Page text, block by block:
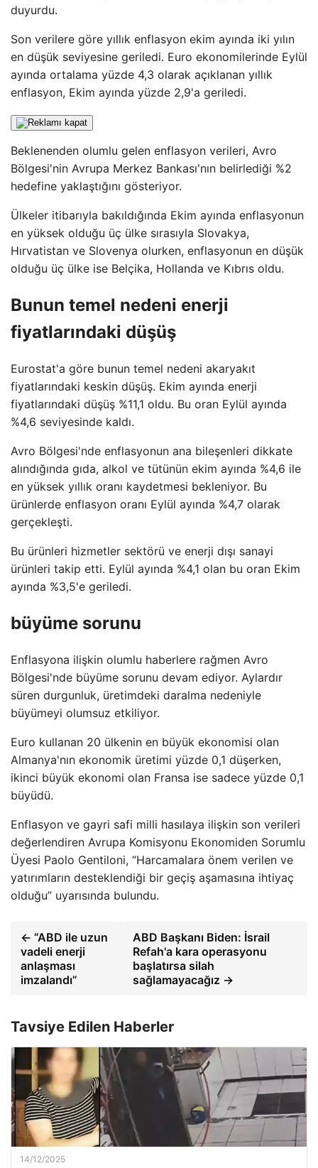
duyurdu.
Son verilere göre yıllık enflasyon ekim ayında iki yılın
en düşük seviyesine geriledi. Euro ekonomilerinde Eylül
ayında ortalama yüzde 4,3 olarak açıklanan yıllık
enflasyon, Ekim ayında yüzde 2,9'a geriledi.
Beklenenden olumlu gelen enflasyon verileri, Avro
Bölgesi'nin Avrupa Merkez Bankası'nın belirlediği %2
hedefine yaklaştığını gösteriyor.
Ülkeler itibarıyla bakıldığında Ekim ayında enflasyonun
en yüksek olduğu üç ülke sırasıyla Slovakya,
Hırvatistan ve Slovenya olurken, enflasyonun en düşük
olduğu üç ülke ise Belçika, Hollanda ve Kıbrıs oldu.
Bunun temel nedeni enerji
fiyatlarındaki düşüş
Eurostat'a göre bunun temel nedeni akaryakıt
fiyatlarındaki keskin düşüş. Ekim ayında enerji
fiyatlarındaki düşüş %11,1 oldu. Bu oran Eylül ayında
%4,6 seviyesinde kaldı.
Avro Bölgesi'nde enflasyonun ana bileşenleri dikkate
alındığında gıda, alkol ve tütünün ekim ayında %4,6 ile
en yüksek yıllık oranı kaydetmesi bekleniyor. Bu
ürünlerde enflasyon oranı Eylül ayında %4,7 olarak
gerçekleşti.
Bu ürünleri hizmetler sektörü ve enerji dışı sanayi
ürünleri takip etti. Eylül ayında %4,1 olan bu oran Ekim
ayında %3,5'e geriledi.
büyüme sorunu
Enflasyona ilişkin olumlu haberlere rağmen Avro
Bölgesi'nde büyüme sorunu devam ediyor. Aylardır
süren durgunluk, üretimdeki daralma nedeniyle
büyümeyi olumsuz etkiliyor.
Euro kullanan 20 ülkenin en büyük ekonomisi olan
Almanya'nın ekonomik üretimi yüzde 0,1 düşerken,
ikinci büyük ekonomi olan Fransa ise sadece yüzde 0,1
büyüdü.
Enflasyon ve gayri safi milli hasılaya ilişkin son verileri
değerlendiren Avrupa Komisyonu Ekonomiden Sorumlu
Üyesi Paolo Gentiloni, “Harcamalara önem verilen ve
yatırımların desteklendiği bir geçiş aşamasına ihtiyaç
olduğu” uyarısında bulundu.
← “ABD ile uzun
vadeli enerji
anlaşması
imzalandı”
ABD Başkanı Biden: İsrail
Refah'a kara operasyonu
başlatırsa silah
sağlamayacağız →
Tavsiye Edilen Haberler
14/12/2025